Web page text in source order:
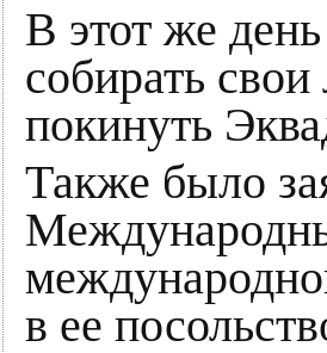
В этот же
собирать
покинуть
Также было
в ее